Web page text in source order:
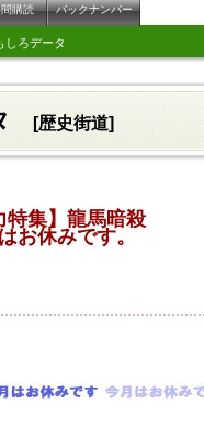
購読 バックナンバー
しろデータ
[歴史街道]
特集】龍馬暗殺
お休みです。